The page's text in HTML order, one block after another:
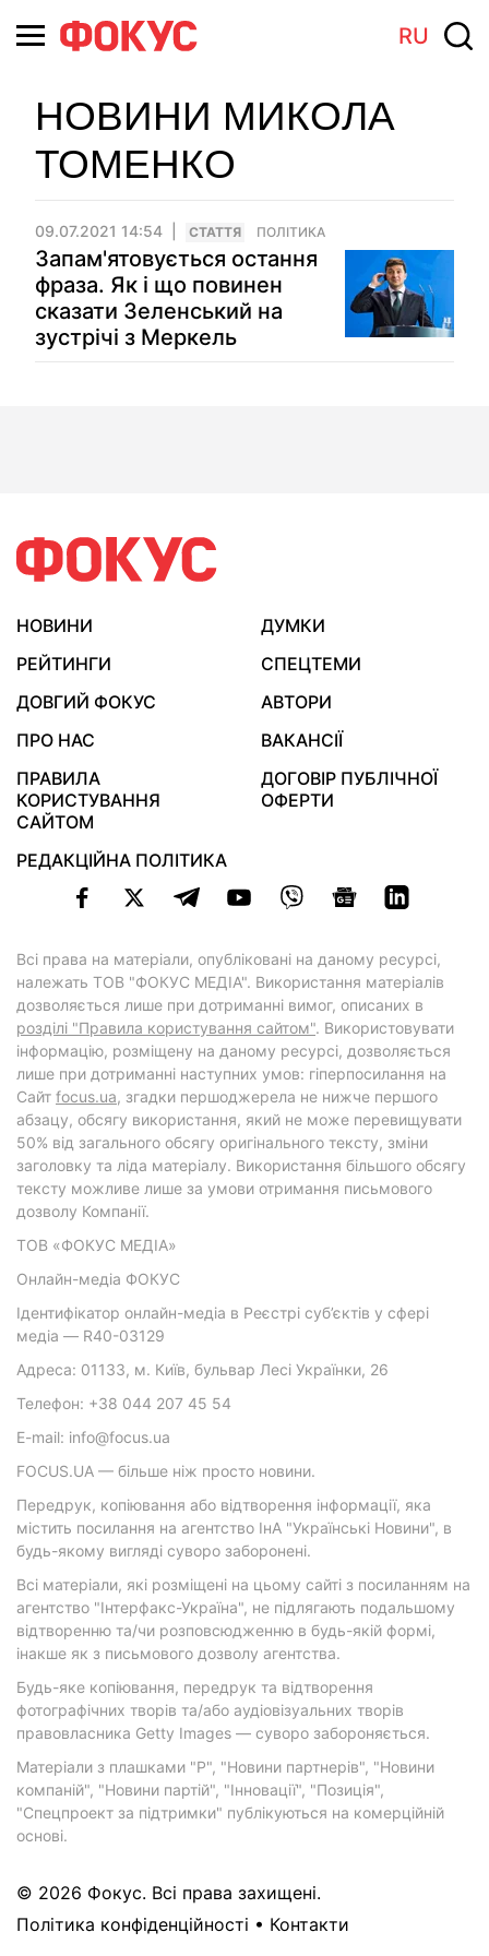
RU
НОВИНИ МИКОЛА
ТОМЕНКО
09.07.2021 14:54 СТАТТЯ ПОЛІТИКА
Запам'ятовується остання
фраза. Як і що повинен
сказати Зеленський на
зустрічі з Меркель
НОВИНИ
ДУМКИ
РЕЙТИНГИ
СПЕЦТЕМИ
ДОВГИЙ ФОКУС
АВТОРИ
ПРО НАС
ВАКАНСІЇ
ПРАВИЛА
КОРИСТУВАННЯ
САЙТОМ
ДОГОВІР ПУБЛІЧНОЇ
ОФЕРТИ
РЕДАКЦІЙНА ПОЛІТИКА
Всі права на матеріали, опубліковані на даному ресурсі,
належать ТОВ "ФОКУС МЕДІА". Використання матеріалів
дозволяється лише при дотриманні вимог, описаних в
розділі "Правила користування сайтом". Використовувати
інформацію, розміщену на даному ресурсі, дозволяється
лише при дотриманні наступних умов: гіперпосилання на
Cайт focus.ua, згадки першоджерела не нижче першого
абзацу, обсягу використання, який не може перевищувати
50% від загального обсягу оригінального тексту, зміни
заголовку та ліда матеріалу. Використання більшого обсягу
тексту можливе лише за умови отримання письмового
дозволу Компанії.
ТОВ «ФОКУС МЕДІА»
Онлайн-медіа ФОКУС
Ідентифікатор онлайн-медіа в Реєстрі суб’єктів у сфері
медіа — R40-03129
Адреса: 01133, м. Київ, бульвар Лесі Українки, 26
Телефон: +38 044 207 45 54
E-mail: info@focus.ua
FOCUS.UA — більше ніж просто новини.
Передрук, копіювання або відтворення інформації, яка
містить посилання на агентство ІнА "Українські Новини", в
будь-якому вигляді суворо заборонені.
Всі матеріали, які розміщені на цьому сайті з посиланням на
агентство "Інтерфакс-Україна", не підлягають подальшому
відтворенню та/чи розповсюдженню в будь-якій формі,
інакше як з письмового дозволу агентства.
Будь-яке копіювання, передрук та відтворення
фотографічних творів та/або аудіовізуальних творів
правовласника Getty Images — суворо забороняється.
Матеріали з плашками "Р", "Новини партнерів", "Новини
компаній", "Новини партій", "Інновації", "Позиція",
"Спецпроект за підтримки" публікуються на комерційній
основі.
© 2026 Фокус. Всі права захищені.
Політика конфіденційності • Контакти